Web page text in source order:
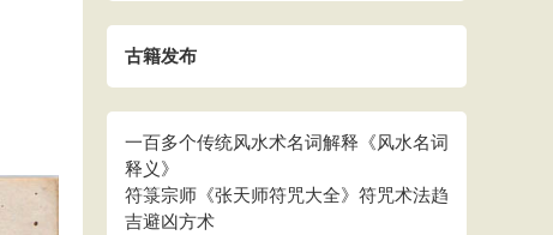
古籍发布
一百多个传统风水术名词解释《风水名词
释义》
符箓宗师《张天师符咒大全》符咒术法趋
吉避凶方术